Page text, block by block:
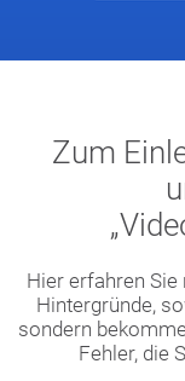
Zum
Hier erfahren
Hintergründe,
sondern
Fehler, die